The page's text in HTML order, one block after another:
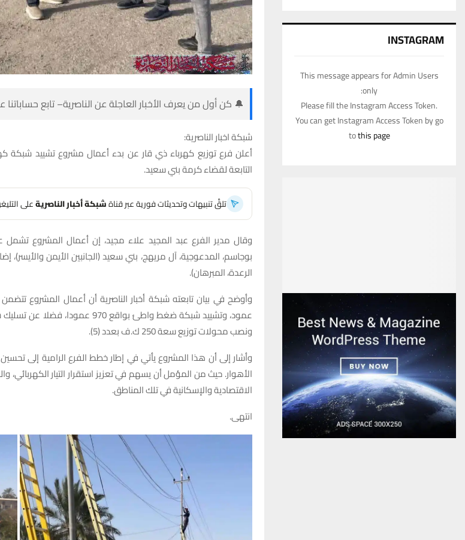
🔔 كن أول من يعرف الأخبار العاجلة عن الناصرية– تابع
شبكة اخبار الناصرية:
أعلن فرع توزيع كهرباء ذي قار عن بدء أعمال مشروع تشييد شبكة
التابعة لقضاء كرمة بني سعيد.
تلقَّ تنبيهات وتحديثات فورية عبر قناةشبكة أخبار الناصريةعلى
وقال مدير الفرع عبد المجيد علاء مجيد، إن أعمال المشروع تشمل
بوجاسم، المدعوجية، آل مريهج، بني سعيد (الجانبين الأيمن والأيسر)،
الرعدة، المبرهان).
ونصب محولات توزيع سعة 250 ك.ف بعدد (5).
وأشار إلى أن هذا المشروع يأتي في إطار خطط الفرع الرامية إلى
الأهوار. حيث من المؤمل أن يسهم في تعزيز استقرار التيار الكهربائي،
الاقتصادية والإسكانية في تلك المناطق.
انتهى.
INSTAGRAM
This message appears for Admin Users
only:
Please fill the Instagram Access Token.
You can get Instagram Access Token by go
tothis page